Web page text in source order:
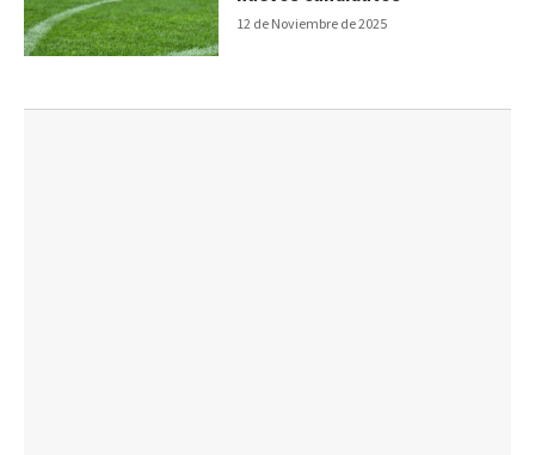
12 de Noviembre de 2025